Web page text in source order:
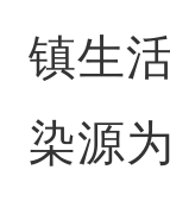
镇生
染源